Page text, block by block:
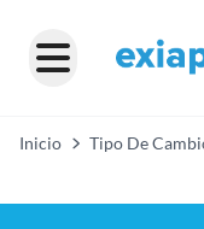
Inicio Tipo De